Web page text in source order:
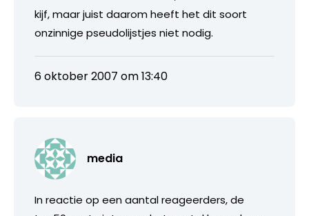
kijf, maar juist daarom heeft het dit soort
onzinnige pseudolijstjes niet nodig.
6 oktober 2007 om 13:40
media
In reactie op een aantal reageerders, de